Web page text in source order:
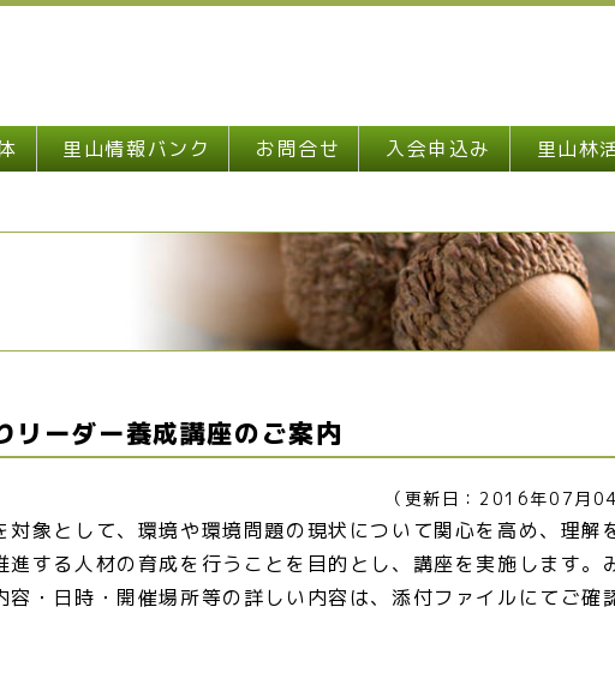
里山情報バンク お問合せ 入会申込み 里山林
リーダー養成講座のご案内
（更新日：2016年07月04
象として、環境や環境問題の現状について関心を高め、理解
する人材の育成を行うことを目的とし、講座を実施します。
・日時・開催場所等の詳しい内容は、添付ファイルにてご確